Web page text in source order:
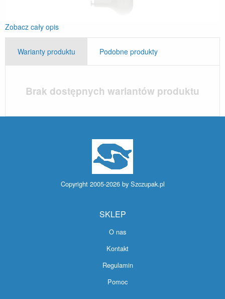
Morski kołowrotek w doskonałym przedziale cenowym. Sprawdzi
wbudowanemu licznikowi głębokości zawsze będziesz wiedział jak
głęboko wędkujesz.
Zobacz cały opis
Warianty produktu Podobne produkty
Brak dostępnych wariantów produktu
Copyright 2005-2026 by Szczupak.pl
SKLEP
O nas
Kontakt
Regulamin
Pomoc